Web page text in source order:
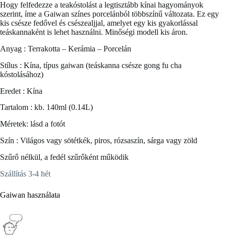
Hogy felfedezze a teakóstolást a legtisztább kínai hagyományok
szerint, íme a Gaiwan színes porcelánból többszínű változata. Ez egy
kis csésze fedővel és csészealjjal, amelyet egy kis gyakorlással
teáskannaként is lehet használni. Minőségi modell kis áron.
Anyag : Terrakotta – Kerámia – Porcelán
Stílus : Kína, típus gaiwan (teáskanna csésze gong fu cha
kóstolásához)
Eredet : Kína
Tartalom : kb. 140ml (0.14L)
Méretek: lásd a fotót
Szín : Világos vagy sötétkék, piros, rózsaszín, sárga vagy zöld
Szűrő nélkül, a fedél szűrőként működik
Szállítás 3-4 hét
Gaiwan használata